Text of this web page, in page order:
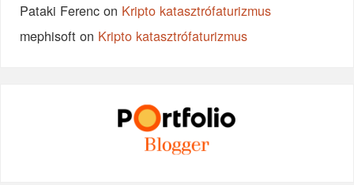
Pataki Ferenc on Kripto katasztrófaturizmus
mephisoft on Kripto katasztrófaturizmus